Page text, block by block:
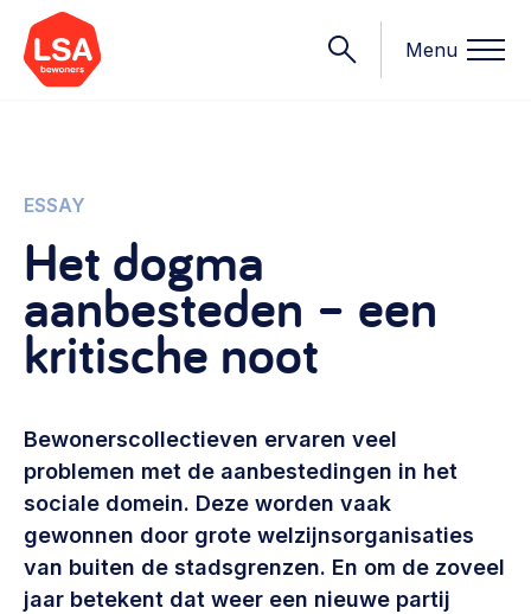
Menu
Onderwerpen
Starten van een initiatief
Rechtsvormen, positionering, organisatiemodellen >
Financiën
Organisatie en beheer
Bestuur, horeca, evenementen, verhuur en communicatie >
Vrijwilligers en medewerkers
Werving, contracten en vergoedingen, betaalde krachten
>
Wat we doen
Onze leden
Contact
Nieuws
Opinie
Bijeenkomsten
ESSAY
Het dogma
aanbesteden – een
kritische noot
Bewonerscollectieven ervaren veel
problemen met de aanbestedingen in het
sociale domein. Deze worden vaak
gewonnen door grote welzijnsorganisaties
van buiten de stadsgrenzen. En om de zoveel
jaar betekent dat weer een nieuwe partij